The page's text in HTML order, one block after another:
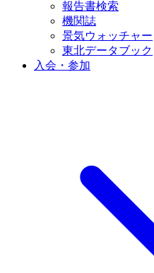
報告書検索
機関誌
景気ウォッチャー
東北データブック
入会・参加